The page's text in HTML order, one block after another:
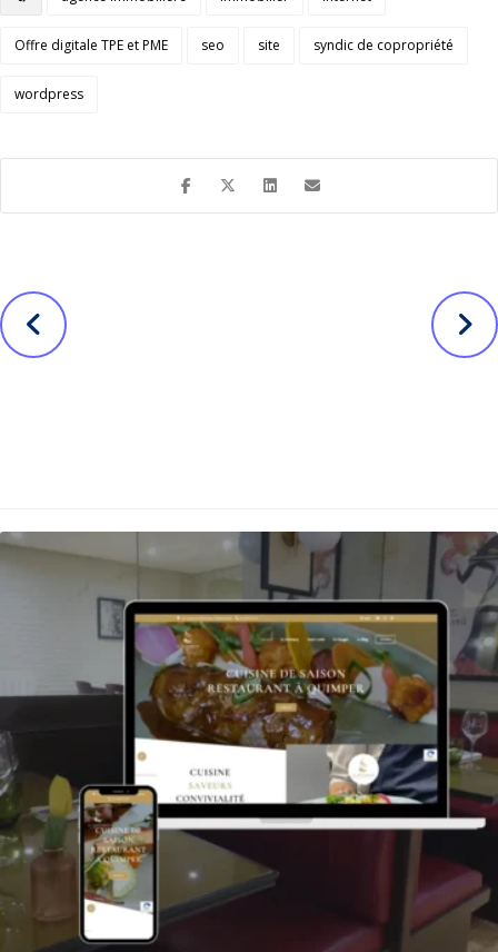
Offre digitale TPE et PME seo site syndic de copropriété
wordpress